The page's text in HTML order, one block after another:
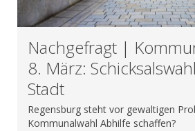
Nachgefragt |
8. März:
Stadt
Regensburg steht vor gewaltigen
Kommunalwahl Abhilfe schaffen?